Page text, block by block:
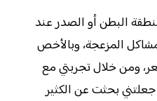
البطن أو الصدر عند
المزعجة، وبالأخص
ومن خلال تجربتي مع
بحثت عن الكثير